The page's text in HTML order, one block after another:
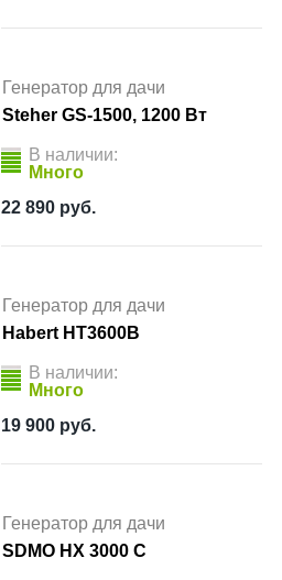
Генератор для дачи
Steher GS-1500, 1200 Вт
В наличии:
Много
22 890 руб.
Генератор для дачи
Habert HT3600B
В наличии:
Много
19 900 руб.
Генератор для дачи
SDMO HX 3000 C